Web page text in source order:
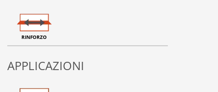
RINFORZO
APPLICAZIONI